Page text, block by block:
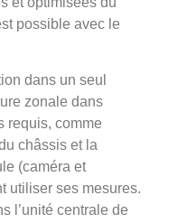
possible avec le
dans un seul
zonale dans
requis, comme
châssis et la
(caméra et
utiliser ses mesures.
l’unité centrale de